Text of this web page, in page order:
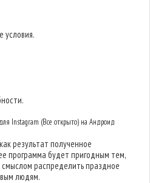
условия.
Instagram (Все открыто) на Андроид
результат полученное
программа будет пригодным тем,
распределить праздное
людям.